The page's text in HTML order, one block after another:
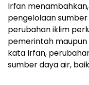
Irfan
pengelolaan
perubahan iklim
pemerintah
kata Irfan,
sumber daya air,